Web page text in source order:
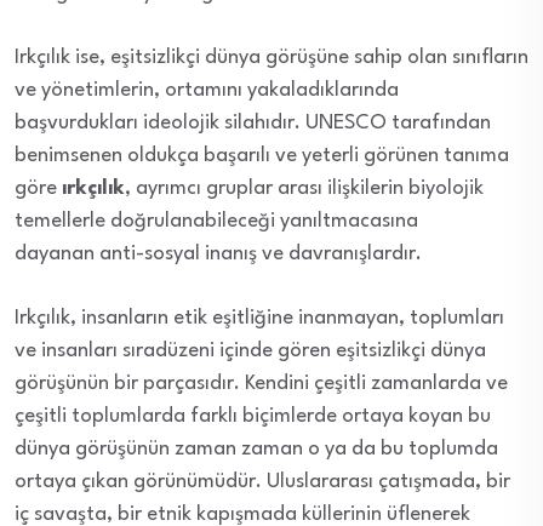
Irkçılık ise, eşitsizlikçi dünya görüşüne sahip olan sınıfların
ve yönetimlerin, ortamını yakaladıklarında
başvurdukları ideolojik silahıdır. UNESCO tarafından
benimsenen oldukça başarılı ve yeterli görünen tanıma
göre ırkçılık, ayrımcı gruplar arası ilişkilerin biyolojik
temellerle doğrulanabileceği yanıltmacasına
dayanan anti-sosyal inanış ve davranışlardır.
Irkçılık, insanların etik eşitliğine inanmayan, toplumları
ve insanları sıradüzeni içinde gören eşitsizlikçi dünya
görüşünün bir parçasıdır. Kendini çeşitli zamanlarda ve
çeşitli toplumlarda farklı biçimlerde ortaya koyan bu
dünya görüşünün zaman zaman o ya da bu toplumda
ortaya çıkan görünümüdür. Uluslararası çatışmada, bir
iç savaşta, bir etnik kapışmada küllerinin üflenerek